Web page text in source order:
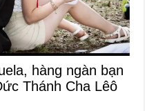
hàng ngàn bạn
Thánh Cha Lêô